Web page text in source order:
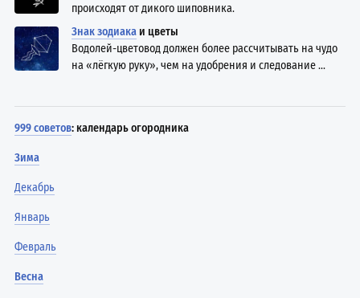
происходят от дикого шиповника.
Знак зодиака и цветы
Водолей-цветовод должен более рассчитывать на чудо
на «лёгкую руку», чем на удобрения и следование ...
999 советов: календарь огородника
Зима
Декабрь
Январь
Февраль
Весна